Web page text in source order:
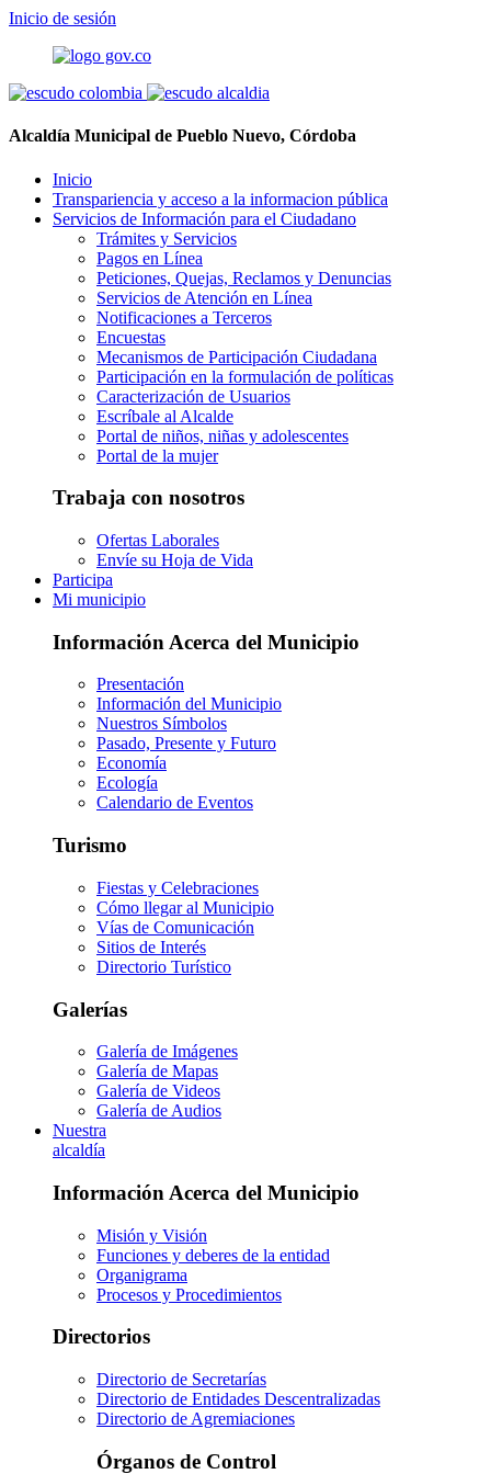
Inicio de sesión
Alcaldía Municipal de Pueblo Nuevo, Córdoba
Inicio
Transpariencia y acceso a la informacion pública
Servicios de Información para el Ciudadano
Trámites y Servicios
Pagos en Línea
Peticiones, Quejas, Reclamos y Denuncias
Servicios de Atención en Línea
Notificaciones a Terceros
Encuestas
Mecanismos de Participación Ciudadana
Participación en la formulación de políticas
Caracterización de Usuarios
Escríbale al Alcalde
Portal de niños, niñas y adolescentes
Portal de la mujer
Trabaja con nosotros
Ofertas Laborales
Envíe su Hoja de Vida
Participa
Mi municipio
Información Acerca del Municipio
Presentación
Información del Municipio
Nuestros Símbolos
Pasado, Presente y Futuro
Economía
Ecología
Calendario de Eventos
Turismo
Fiestas y Celebraciones
Cómo llegar al Municipio
Vías de Comunicación
Sitios de Interés
Directorio Turístico
Galerías
Galería de Imágenes
Galería de Mapas
Galería de Videos
Galería de Audios
Nuestra
alcaldía
Información Acerca del Municipio
Misión y Visión
Funciones y deberes de la entidad
Organigrama
Procesos y Procedimientos
Directorios
Directorio de Secretarías
Directorio de Entidades Descentralizadas
Directorio de Agremiaciones
Órganos de Control